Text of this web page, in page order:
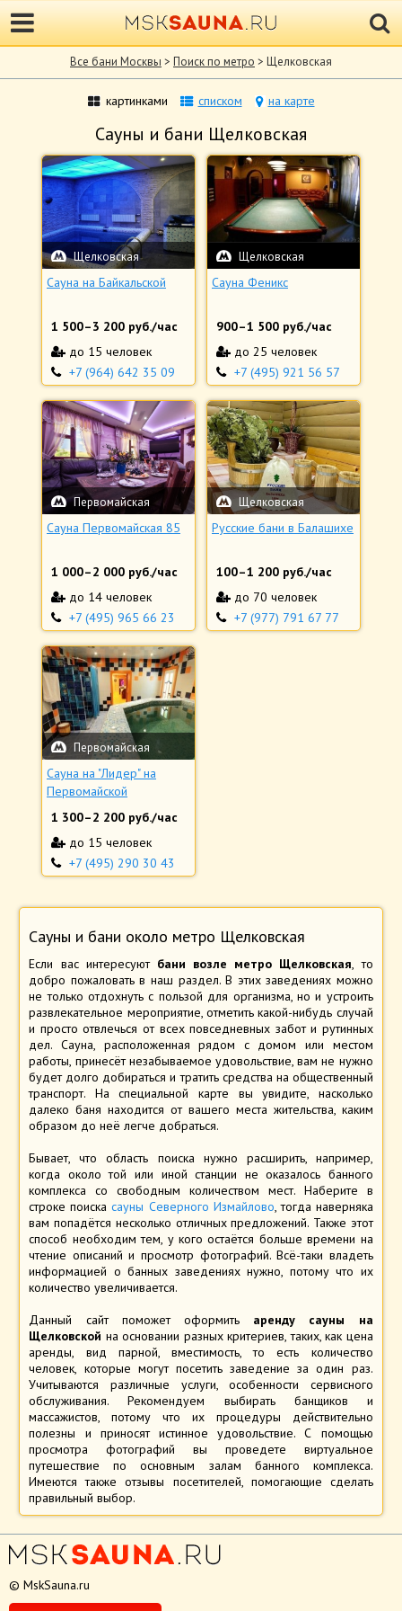
Все бани Москвы > Поиск по метро > Щелковская
картинками списком на карте
Сауны и бани Щелковская
Щелковская
Сауна на Байкальской
1 500–3 200 руб./час
до 15 человек
+7 (964) 642 35 09
Щелковская
Сауна Феникс
900–1 500 руб./час
до 25 человек
+7 (495) 921 56 57
Первомайская
Cауна Первомайская 85
1 000–2 000 руб./час
до 14 человек
+7 (495) 965 66 23
Щелковская
Русские бани в Балашихе
100–1 200 руб./час
до 70 человек
+7 (977) 791 67 77
Первомайская
Сауна на "Лидер" на
Первомайской
1 300–2 200 руб./час
до 15 человек
+7 (495) 290 30 43
Сауны и бани около метро Щелковская
Если вас интересуют бани возле метро Щелковская, то
добро пожаловать в наш раздел. В этих заведениях можно
не только отдохнуть с пользой для организма, но и устроить
развлекательное мероприятие, отметить какой-нибудь случай
и просто отвлечься от всех повседневных забот и рутинных
дел. Сауна, расположенная рядом с домом или местом
работы, принесёт незабываемое удовольствие, вам не нужно
будет долго добираться и тратить средства на общественный
транспорт. На специальной карте вы увидите, насколько
далеко баня находится от вашего места жительства, каким
образом до неё легче добраться.
Бывает, что область поиска нужно расширить, например,
когда около той или иной станции не оказалось банного
комплекса со свободным количеством мест. Наберите в
строке поискасауны Северного Измайлово, тогда наверняка
вам попадётся несколько отличных предложений. Также этот
способ необходим тем, у кого остаётся больше времени на
чтение описаний и просмотр фотографий. Всё-таки владеть
информацией о банных заведениях нужно, потому что их
количество увеличивается.
Данный сайт поможет оформить аренду сауны на
Щелковской на основании разных критериев, таких, как цена
аренды, вид парной, вместимость, то есть количество
человек, которые могут посетить заведение за один раз.
Учитываются различные услуги, особенности сервисного
обслуживания. Рекомендуем выбирать банщиков и
массажистов, потому что их процедуры действительно
полезны и приносят истинное удовольствие. С помощью
просмотра фотографий вы проведете виртуальное
путешествие по основным залам банного комплекса.
Имеются также отзывы посетителей, помогающие сделать
правильный выбор.
© MskSauna.ru